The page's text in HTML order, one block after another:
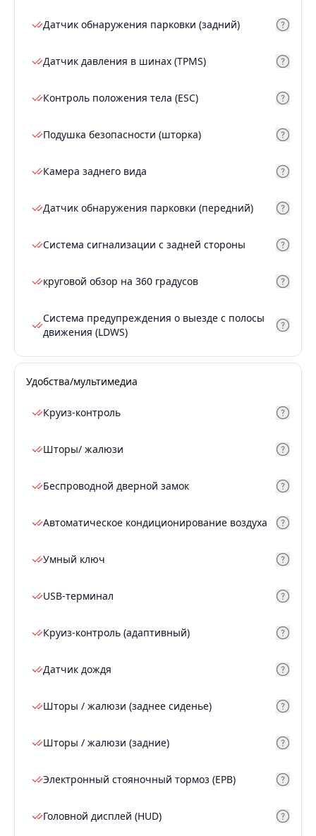
Датчик обнаружения парковки (задний)
Датчик давления в шинах (TPMS)
Контроль положения тела (ESC)
Подушка безопасности (шторка)
Камера заднего вида
Датчик обнаружения парковки (передний)
Система сигнализации с задней стороны
круговой обзор на 360 градусов
Система предупреждения о выезде с полосы
движения (LDWS)
Удобства/мультимедиа
Круиз-контроль
Шторы/ жалюзи
Беспроводной дверной замок
Автоматическое кондиционирование воздуха
Умный ключ
USB-терминал
Круиз-контроль (адаптивный)
Датчик дождя
Шторы / жалюзи (заднее сиденье)
Шторы / жалюзи (задние)
Электронный стояночный тормоз (EPB)
Головной дисплей (HUD)